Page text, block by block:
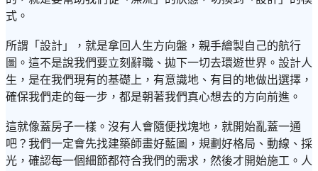
式。
所謂「設計」，就是拿回人生方向盤，親手繪製自己的航行
圖。這不是說我們要立刻辭職、拋下一切去環遊世界。設計人
生，是在我們現有的基礎上，有意識地、有目的地做出選擇，
確保我們走的每一步，都是朝著我們真心想去的方向前進。
這就像蓋房子一樣。沒有人會隨便找塊地，就開始亂蓋一通
吧？我們一定會先找建築師畫好藍圖，規劃好格局、動線、採
光，確認每一個細節都符合我們的需求，然後才開始施工。人